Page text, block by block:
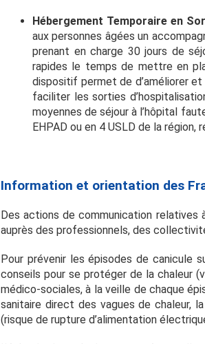
Hébergement Temporaire en
aux personnes âgées un
prenant en charge 30 jours de
rapides le temps de mettre en
dispositif permet de d’améliorer et
faciliter les sorties
moyennes de séjour à l’hôpital
EHPAD ou en 4 USLD de la
Information et orientation des
Des actions de communication relatives
auprès des professionnels, des
Pour prévenir les épisodes de canicule
conseils pour se protéger de la chaleur
médico-sociales, à la veille de chaque
sanitaire direct des vagues de chaleur,
(risque de rupture d’alimentation